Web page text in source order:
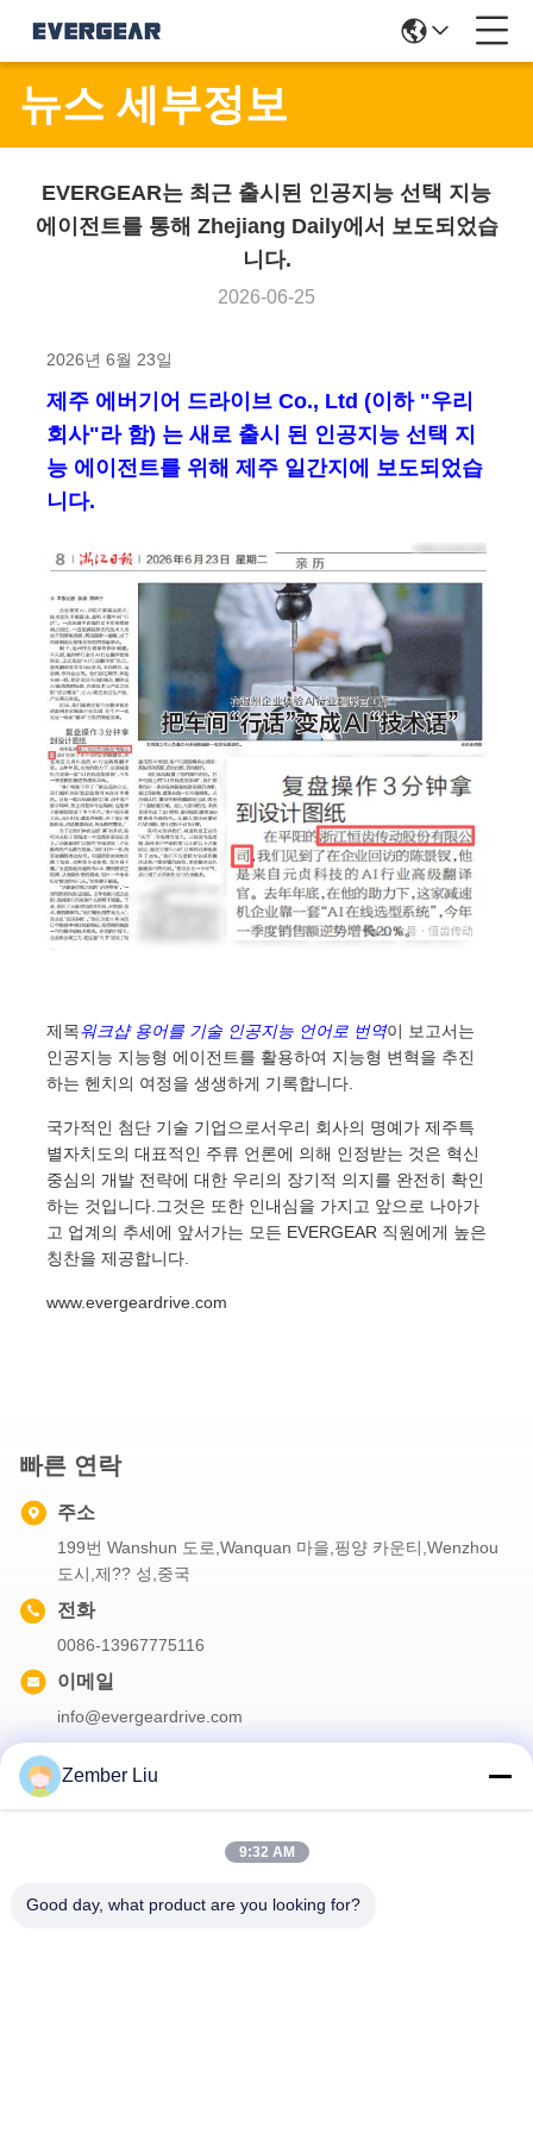
뉴스 세부정보
EVERGEAR는 최근 출시된 인공지능 선택 지능
에이전트를 통해 Zhejiang Daily에서 보도되었습
니다.
2026-06-25
2026년 6월 23일
제주 에버기어 드라이브 Co., Ltd (이하 "우리
회사"라 함) 는 새로 출시 된 인공지능 선택 지
능 에이전트를 위해 제주 일간지에 보도되었습
니다.
제목워크샵 용어를 기술 인공지능 언어로 번역이 보고서는
인공지능 지능형 에이전트를 활용하여 지능형 변혁을 추진
하는 헨치의 여정을 생생하게 기록합니다.
국가적인 첨단 기술 기업으로서우리 회사의 명예가 제주특
별자치도의 대표적인 주류 언론에 의해 인정받는 것은 혁신
중심의 개발 전략에 대한 우리의 장기적 의지를 완전히 확인
하는 것입니다.그것은 또한 인내심을 가지고 앞으로 나아가
고 업계의 추세에 앞서가는 모든 EVERGEAR 직원에게 높은
칭찬을 제공합니다.
www.evergeardrive.com
빠른 연락
주소
199번 Wanshun 도로,Wanquan 마을,핑양 카운티,Wenzhou
도시,제?? 성,중국
전화
0086-13967775116
이메일
info@evergeardrive.com
Zember Liu
9:32 AM
Good day, what product are you looking for?